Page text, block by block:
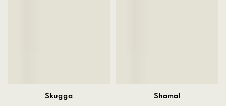
Skugga Shamal